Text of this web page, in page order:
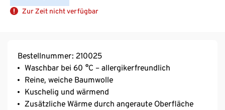
Zur Zeit nicht verfügbar
Bestellnummer: 210025
Waschbar bei 60 °C – allergikerfreundlich
Reine, weiche Baumwolle
Kuschelig und wärmend
Zusätzliche Wärme durch angeraute Oberfläche